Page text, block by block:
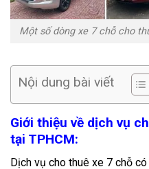
Một số dòng xe 7 chỗ cho
Nội dung bài viết
Giới thiệu về dịch vụ
tại TPHCM:
Dịch vụ cho thuê xe 7 chỗ